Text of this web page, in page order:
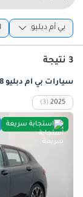
بي أم دبليو
3 نتيجة
سيارات بي أم دبليو 118 مستعملة للبيع في أبوظبي
2025
(3)
استجابة سريعة